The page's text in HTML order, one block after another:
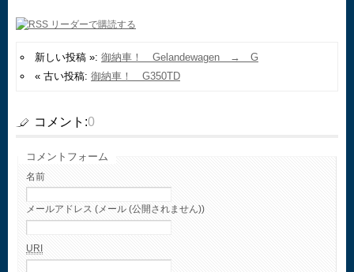
新しい投稿 »: 御納車！ Gelandewagen → G
« 古い投稿: 御納車！ G350TD
コメント:0
コメントフォーム
名前
メールアドレス (メール (公開されません))
URI